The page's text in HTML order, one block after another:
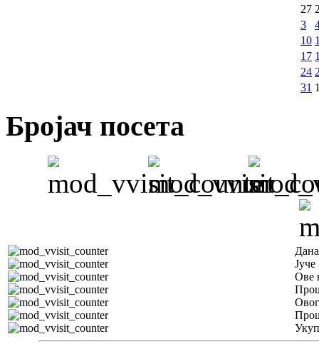
27
3
10
17
24
31
Бројач посета
Јуче
Ове